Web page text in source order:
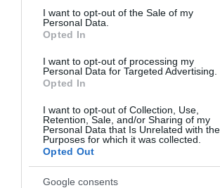
consent section.
I want to opt-out of the Sale of my
Personal Data.
Opted In
I want to opt-out of processing my
Personal Data for Targeted Advertising.
Opted In
I want to opt-out of Collection, Use,
Retention, Sale, and/or Sharing of my
Personal Data that Is Unrelated with the
Purposes for which it was collected.
Opted Out
Google consents
Άνετη η Εθνική Παίδων
«τριφύλλια»
και θα παλέψει απέναντι στην Ουγγαρία
θέση στο Παγκόσμιο πρωτάθλημα του
πέντε παίκτες του Παναθηναϊκού στη
08.08.2026 ΑΚΑΔΗΜΙΑ ΠΟΛΟ ΑΝΔΡΩΝ